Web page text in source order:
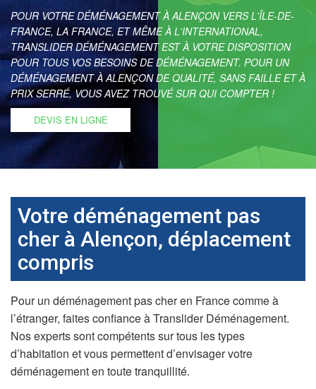
POUR VOTRE DÉMÉNAGEMENT À ALENÇON VERS L'ÎLE-DE-
FRANCE, LA FRANCE, ET MÊME À L'INTERNATIONAL,
TRANSLIDER DÉMÉNAGEMENT EST À VOTRE DISPOSITION
POUR TOUS VOS BESOINS DE DÉMÉNAGEMENT. POUR UN
DÉMÉNAGEMENT À ALENÇON DE QUALITÉ, SANS FAILLE ET À
PRIX SERRÉ, VOUS AVEZ TROUVÉ SUR QUI COMPTER !
DEVIS EN LIGNE
Votre déménagement pas
cher à Alençon, déplacement
compris
Pour un déménagement pas cher en France comme à
l’étranger, faites confiance à Translider Déménagement.
Nos experts sont compétents sur tous les types
d’habitation et vous permettent d’envisager votre
déménagement en toute tranquillité.